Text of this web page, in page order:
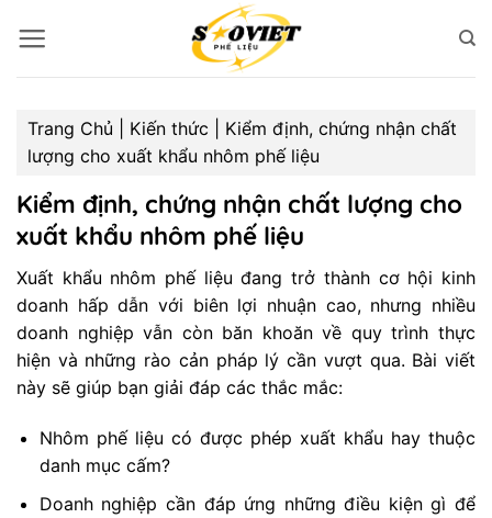
qua
Trang Chủ
Kiến thức
Kiểm định, chứng nhận chất
lượng cho xuất khẩu nhôm phế liệu
Kiểm định, chứng nhận chất lượng cho
xuất khẩu nhôm phế liệu
Xuất khẩu nhôm phế liệu đang trở thành cơ hội kinh
doanh hấp dẫn với biên lợi nhuận cao, nhưng nhiều
doanh nghiệp vẫn còn băn khoăn về quy trình thực
hiện và những rào cản pháp lý cần vượt qua. Bài viết
này sẽ giúp bạn giải đáp các thắc mắc:
Nhôm phế liệu có được phép xuất khẩu hay thuộc
danh mục cấm?
Doanh nghiệp cần đáp ứng những điều kiện gì để